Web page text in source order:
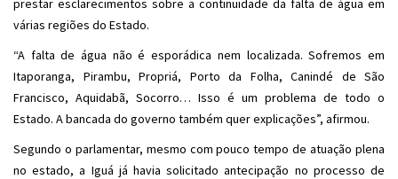
várias regiões do Estado.
“A falta de água não é esporádica nem localizada. Sofremos em
Itaporanga, Pirambu, Propriá, Porto da Folha, Canindé de São
Francisco, Aquidabã, Socorro… Isso é um problema de todo o
Estado. A bancada do governo também quer explicações”, afirmou.
Segundo o parlamentar, mesmo com pouco tempo de atuação plena
no estado, a Iguá já havia solicitado antecipação no processo de